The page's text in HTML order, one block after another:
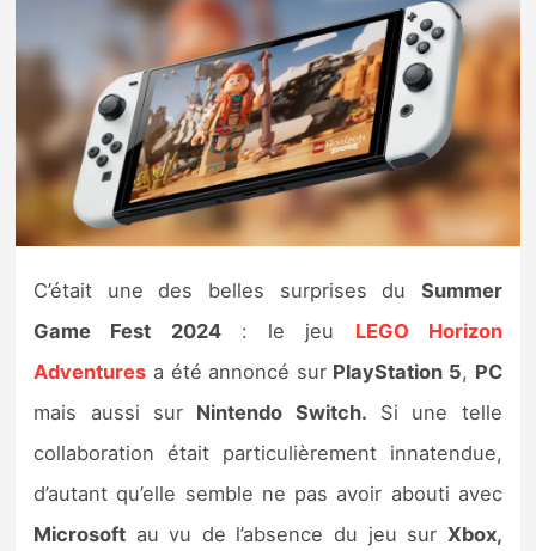
Rumeurs
Nintendo Direct
Tests et previews
Tests de jeux
Tests d’accessoires
Previews
Précommandes
C’était une des belles surprises du Summer
Game Fest 2024: le jeu LEGO Horizon
Adventures a été annoncé sur PlayStation 5, PC
mais aussi sur Nintendo Switch. Si une telle
collaboration était particulièrement innatendue,
d’autant qu’elle semble ne pas avoir abouti avec
Microsoft au vu de l’absence du jeu sur Xbox,